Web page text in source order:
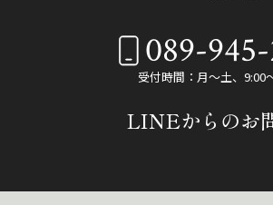
089-
受付時間：月～土、9:00
LINEからのお